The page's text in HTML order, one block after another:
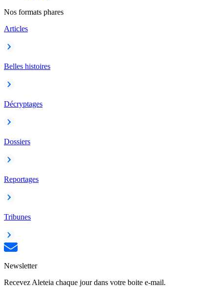
Nos formats phares
Articles
Belles histoires
Décryptages
Dossiers
Reportages
Tribunes
Newsletter
Recevez Aleteia chaque jour dans votre boite e-mail.